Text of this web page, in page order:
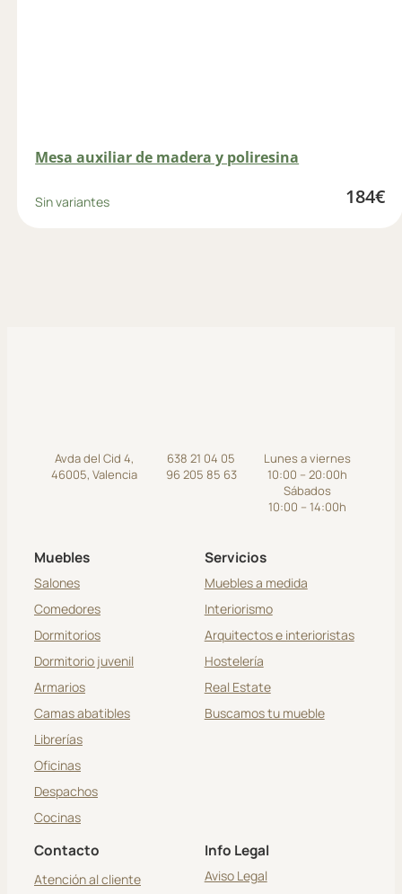
Mesa auxiliar de madera y poliresina
Sin variantes 184€
Avda del Cid 4,
46005, Valencia
638 21 04 05
96 205 85 63
Lunes a viernes
10:00 – 20:00h
Sábados
10:00 – 14:00h
Muebles
Salones
Comedores
Dormitorios
Dormitorio juvenil
Armarios
Camas abatibles
Librerías
Oficinas
Despachos
Cocinas
Servicios
Muebles a medida
Interiorismo
Arquitectos e interioristas
Hostelería
Real Estate
Buscamos tu mueble
Contacto
Atención al cliente
Info Legal
Aviso Legal